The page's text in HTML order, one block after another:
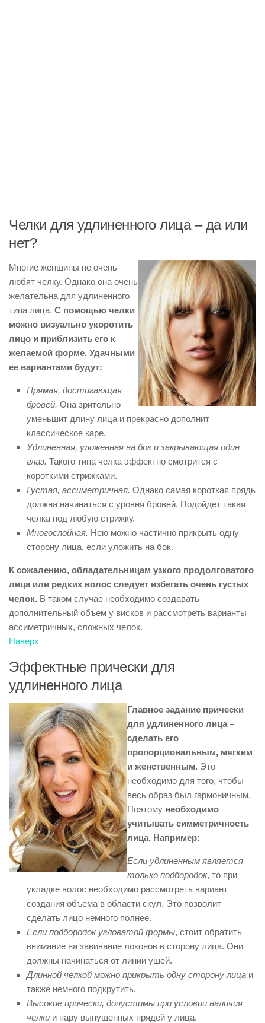
Челки для удлиненного лица – да или
нет?
Многие женщины не очень
любят челку. Однако она очень
желательна для удлиненного
типа лица. С помощью челки
можно визуально укоротить
лицо и приблизить его к
желаемой форме. Удачными
ее вариантами будут:
Прямая, достигающая
бровей. Она зрительно
уменьшит длину лица и прекрасно дополнит
классическое каре.
Удлиненная, уложенная на бок и закрывающая один
глаз. Такого типа челка эффектно смотрится с
короткими стрижками.
Густая, ассиметричная. Однако самая короткая прядь
должна начинаться с уровня бровей. Подойдет такая
челка под любую стрижку.
Многослойная. Нею можно частично прикрыть одну
сторону лица, если уложить на бок.
К сожалению, обладательницам узкого продолговатого
лица или редких волос следует избегать очень густых
челок. В таком случае необходимо создавать
дополнительный объем у висков и рассмотреть варианты
ассиметричных, сложных челок.
Наверх
Эффектные прически для
удлиненного лица
Главное задание прически
для удлиненного лица –
сделать его
пропорциональным, мягким
и женственным. Это
необходимо для того, чтобы
весь образ был гармоничным.
Поэтому необходимо
учитывать симметричность
лица. Например:
Если удлиненным является
только подбородок, то при
укладке волос необходимо рассмотреть вариант
создания объема в области скул. Это позволит
сделать лицо немного полнее.
Если подбородок угловатой формы, стоит обратить
внимание на завивание локонов в сторону лица. Они
должны начинаться от линии ушей.
Длинной челкой можно прикрыть одну сторону лица и
также немного подкрутить.
Высокие прически, допустимы при условии наличия
челки и пару выпущенных прядей у лица.